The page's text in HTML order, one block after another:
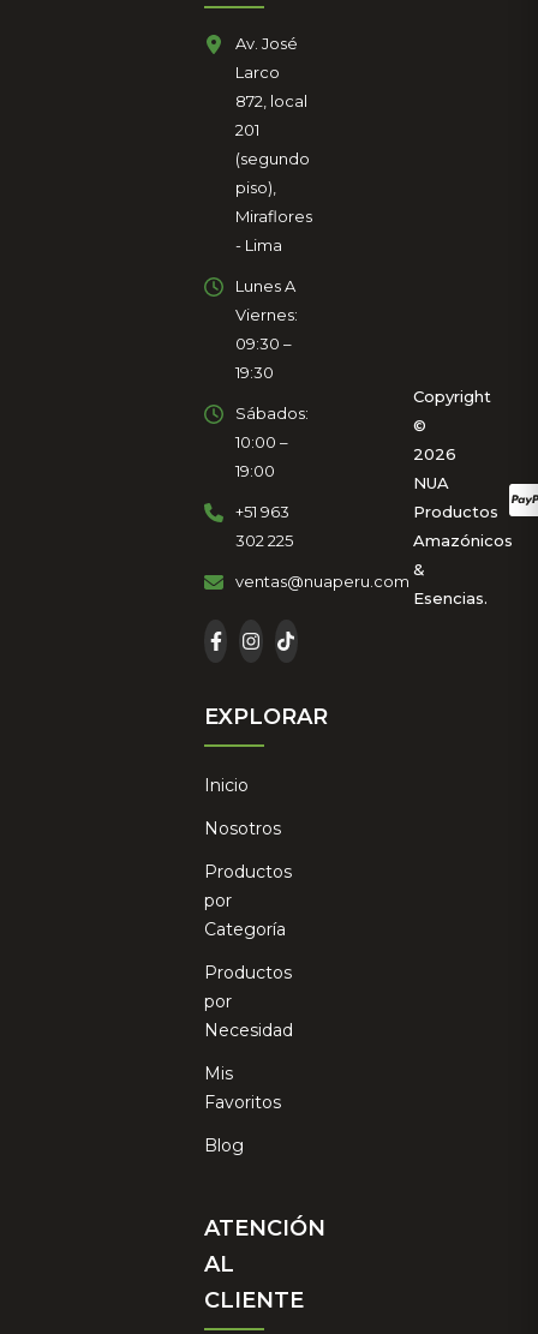
Av. José
Larco
872, local
201
(segundo
piso),
Miraflores
- Lima
Lunes A
Viernes:
09:30 –
19:30
Sábados:
10:00 –
19:00
+51 963
302 225
ventas@nuaperu.com
EXPLORAR
Inicio
Nosotros
Productos
por
Categoría
Productos
por
Necesidad
Mis
Favoritos
Blog
ATENCIÓN
AL
CLIENTE
Copyright
©
2026
NUA
Productos
Amazónicos
&
Esencias.